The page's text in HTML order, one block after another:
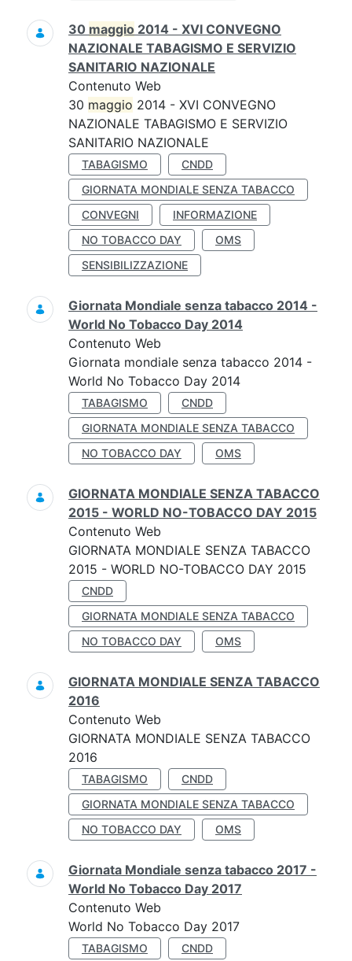
30 maggio 2014 - XVI CONVEGNO
NAZIONALE TABAGISMO E SERVIZIO
SANITARIO NAZIONALE
Contenuto Web
30 maggio 2014 - XVI CONVEGNO
NAZIONALE TABAGISMO E SERVIZIO
SANITARIO NAZIONALE
TABAGISMO
CNDD
GIORNATA MONDIALE SENZA TABACCO
CONVEGNI
INFORMAZIONE
NO TOBACCO DAY
OMS
SENSIBILIZZAZIONE
Giornata Mondiale senza tabacco 2014 -
World No Tobacco Day 2014
Contenuto Web
Giornata mondiale senza tabacco 2014 -
World No Tobacco Day 2014
TABAGISMO
CNDD
GIORNATA MONDIALE SENZA TABACCO
NO TOBACCO DAY
OMS
GIORNATA MONDIALE SENZA TABACCO
2015 - WORLD NO-TOBACCO DAY 2015
Contenuto Web
GIORNATA MONDIALE SENZA TABACCO
2015 - WORLD NO-TOBACCO DAY 2015
CNDD
GIORNATA MONDIALE SENZA TABACCO
NO TOBACCO DAY
OMS
GIORNATA MONDIALE SENZA TABACCO
2016
Contenuto Web
GIORNATA MONDIALE SENZA TABACCO
2016
TABAGISMO
CNDD
GIORNATA MONDIALE SENZA TABACCO
NO TOBACCO DAY
OMS
Giornata Mondiale senza tabacco 2017 -
World No Tobacco Day 2017
Contenuto Web
World No Tobacco Day 2017
TABAGISMO CNDD